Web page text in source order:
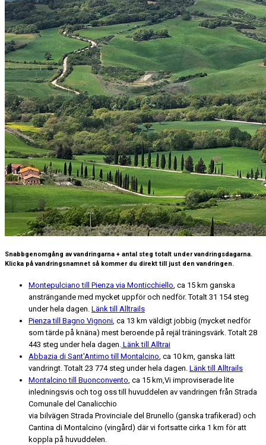
Snabbgenomgång av vandringarna + antal steg totalt under vandringsdagarna.
Klicka på vandringsnamnet så kommer du direkt till just den vandringen.
Montepulciano till Pienza via Monticchiello, ca 15 km ganska
ansträngande med mycket uppför och nedför. Totalt 31 154 steg
under hela dagen. Länk till Alltrails
Pienza till Bagno Vignoni, ca 13 km väldigt jobbig (mycket nedför
som tärde på knäna) mest beroende på rejäl träningsvärk. Totalt 28
443 steg under hela dagen. Länk till Alltrai
Abbazia di Sant'Antimo till Montalcino, ca 10 km, ganska lätt
vandringt. Totalt 23 774 steg under hela dagen. Länk till Alltrails
Montalcino till Buonconvento, ca 15 km,Vi improviserade lite
inledningsvis och tog oss till huvuddelen av vandringen från Strada
Comunale del Canalicchio
via bilvägen Strada Provinciale del Brunello (ganska trafikerad) och
Cantina di Montalcino (vingård) där vi fortsatte cirka 1 km för att
koppla på huvuddelen.